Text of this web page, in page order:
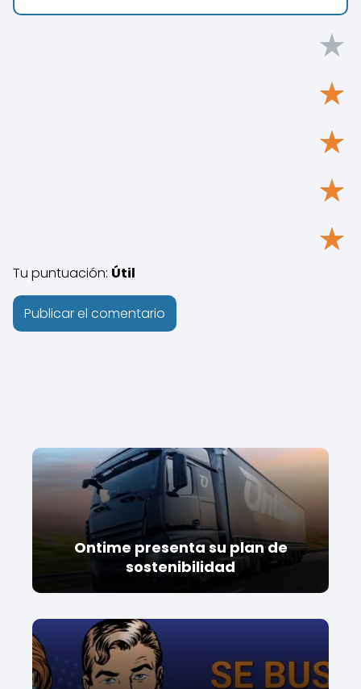
★
★
★
★
★
Tu puntuación: Útil
Ontime presenta su plan de
sostenibilidad